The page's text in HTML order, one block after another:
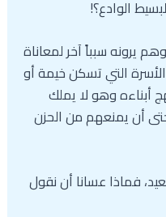
الوادع؟!
يرونه سبباً آخر لمعاناة
التي تسكن خيمة أو
أبناءه وهو لا يملك
أن يمنعهم من الحزن
فماذا عسانا أن نقول